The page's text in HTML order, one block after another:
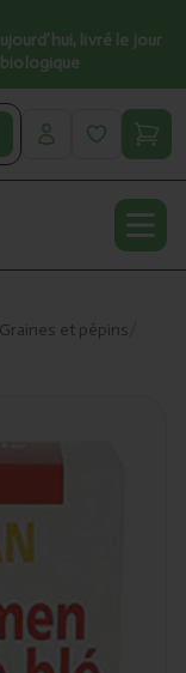
livré le jour
Graines et pépins